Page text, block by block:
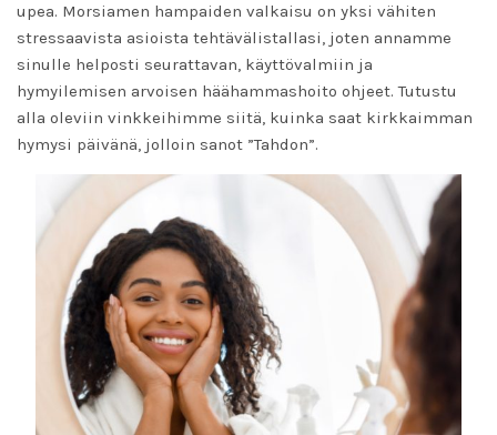
upea. Morsiamen hampaiden valkaisu on yksi vähiten
stressaavista asioista tehtävälistallasi, joten annamme
sinulle helposti seurattavan, käyttövalmiin ja
hymyilemisen arvoisen häähammashoito ohjeet. Tutustu
alla oleviin vinkkeihimme siitä, kuinka saat kirkkaimman
hymysi päivänä, jolloin sanot ”Tahdon”.